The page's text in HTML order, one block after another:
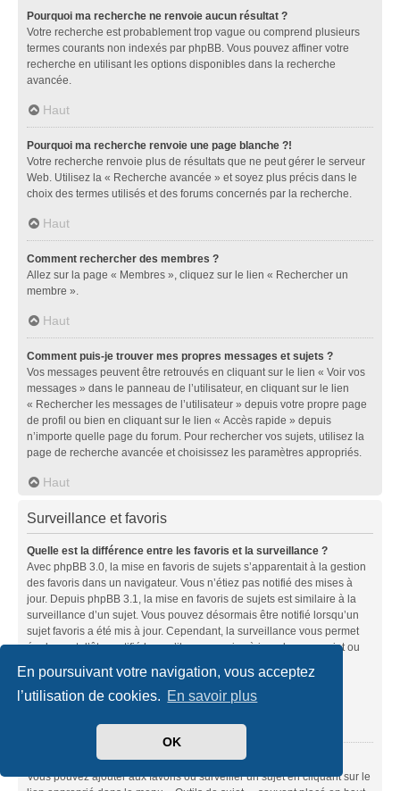
En poursuivant votre navigation, vous acceptez
l’utilisation de cookies. En savoir plus
OK
Pourquoi ma recherche ne renvoie aucun résultat ?
Votre recherche est probablement trop vague ou comprend plusieurs
termes courants non indexés par phpBB. Vous pouvez affiner votre
recherche en utilisant les options disponibles dans la recherche
avancée.
Haut
Pourquoi ma recherche renvoie une page blanche ?!
Votre recherche renvoie plus de résultats que ne peut gérer le serveur
Web. Utilisez la « Recherche avancée » et soyez plus précis dans le
choix des termes utilisés et des forums concernés par la recherche.
Haut
Comment rechercher des membres ?
Allez sur la page « Membres », cliquez sur le lien « Rechercher un
membre ».
Haut
Comment puis-je trouver mes propres messages et sujets ?
Vos messages peuvent être retrouvés en cliquant sur le lien « Voir vos
messages » dans le panneau de l’utilisateur, en cliquant sur le lien
« Rechercher les messages de l’utilisateur » depuis votre propre page
de profil ou bien en cliquant sur le lien « Accès rapide » depuis
n’importe quelle page du forum. Pour rechercher vos sujets, utilisez la
page de recherche avancée et choisissez les paramètres appropriés.
Haut
Surveillance et favoris
Quelle est la différence entre les favoris et la surveillance ?
Avec phpBB 3.0, la mise en favoris de sujets s’apparentait à la gestion
des favoris dans un navigateur. Vous n’étiez pas notifié des mises à
jour. Depuis phpBB 3.1, la mise en favoris de sujets est similaire à la
surveillance d’un sujet. Vous pouvez désormais être notifié lorsqu’un
sujet favoris a été mis à jour. Cependant, la surveillance vous permet
également d’être notifié lorsqu’il y a une mise à jour dans un sujet ou
surveillances peuvent être configurées depuis le panneau de
l’utilisateur dans l’onglet « Préférences du forum ».
Comment mettre en favoris ou surveiller des sujets ?
Vous pouvez ajouter aux favoris ou surveiller un sujet en cliquant sur le